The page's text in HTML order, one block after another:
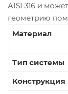
AISI 316 и
геометрию
Материал
Тип системы
Конструкция